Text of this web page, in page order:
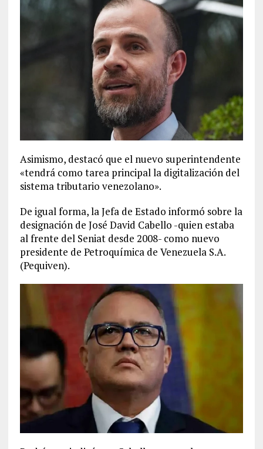
Asimismo, destacó que el nuevo superintendente
«tendrá como tarea principal la digitalización del
sistema tributario venezolano».
De igual forma, la Jefa de Estado informó sobre la
designación de José David Cabello -quien estaba
al frente del Seniat desde 2008- como nuevo
presidente de Petroquímica de Venezuela S.A.
(Pequiven).